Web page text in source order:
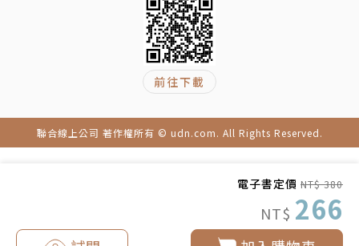
電子書定價 NT$ 380
NT$ 266
前往下載
聯合線上公司 著作權所有 © udn.com. All Rights Reserved.